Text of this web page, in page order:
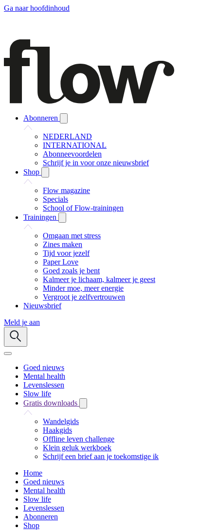
Ga naar hoofdinhoud
Abonneren
NEDERLAND
INTERNATIONAL
Abonneevoordelen
Schrijf je in voor onze nieuwsbrief
Shop
Flow magazine
Specials
School of Flow-trainingen
Trainingen
Omgaan met stress
Zines maken
Tijd voor jezelf
Paper Love
Goed zoals je bent
Kalmeer je lichaam, kalmeer je geest
Minder moe, meer energie
Vergroot je zelfvertrouwen
Nieuwsbrief
Meld je aan
Goed nieuws
Mental health
Levenslessen
Slow life
Gratis downloads
Wandelgids
Haakgids
Offline leven challenge
Klein geluk werkboek
Schrijf een brief aan je toekomstige ik
Home
Goed nieuws
Mental health
Slow life
Levenslessen
Abonneren
Shop